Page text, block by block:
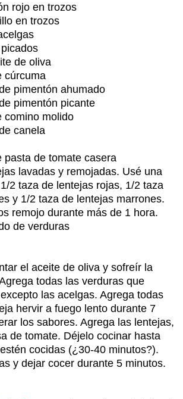
rojo en trozos
en trozos
de oliva
cúrcuma
pimentón ahumado
pimentón picante
comino molido
canela
pasta de tomate casera
lavadas y remojadas. Usé una
2 taza de lentejas rojas, 1/2 taza
y 1/2 taza de lentejas marrones.
remojo durante más de 1 hora.
de verduras
el aceite de oliva y sofreír la
todas las verduras que
las acelgas. Agrega todas
hervir a fuego lento durante 7
los sabores. Agrega las lentejas,
de tomate. Déjelo cocinar hasta
cocidas (¿30-40 minutos?).
y dejar cocer durante 5 minutos.